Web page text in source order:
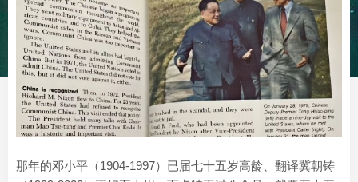
那年的邓小平（1904-1997）已届七十五岁高龄、翻译冀朝铸